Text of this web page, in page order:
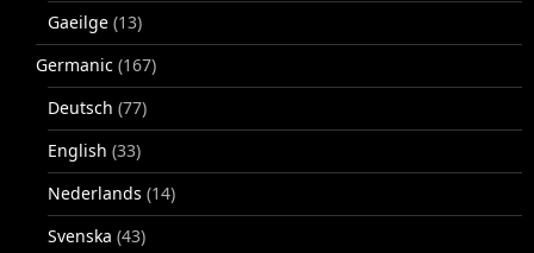
Gaeilge (13)
Germanic (167)
Deutsch (77)
English (33)
Nederlands (14)
Svenska (43)